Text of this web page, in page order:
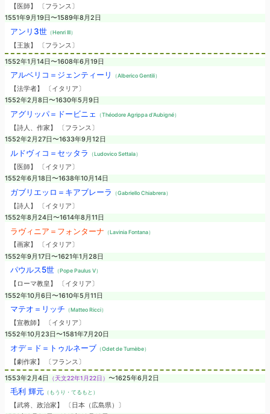
【医師】 〔フランス〕
1551年9月19日〜1589年8月2日
アンリ3世（Henri III）
【王族】 〔フランス〕
1552年1月14日〜1608年6月19日
アルベリコ＝ジェンティーリ （Alberico Gentili）
【法学者】 〔イタリア〕
1552年2月8日〜1630年5月9日
アグリッパ＝ドービニェ （Théodore Agrippa d'Aubigné）
【詩人、作家】 〔フランス〕
1552年2月27日〜1633年9月12日
ルドヴィコ＝セッタラ （Ludovico Settala）
【医師】 〔イタリア〕
1552年6月18日〜1638年10月14日
ガブリエッロ＝キアブレーラ （Gabriello Chiabrera）
【詩人】 〔イタリア〕
1552年8月24日〜1614年8月11日
ラヴィニア＝フォンターナ （Lavinia Fontana）
【画家】 〔イタリア〕
1552年9月17日〜1621年1月28日
パウルス5世（Pope Paulus V）
【ローマ教皇】 〔イタリア〕
1552年10月6日〜1610年5月11日
マテオ＝リッチ （Matteo Ricci）
【宣教師】 〔イタリア〕
1552年10月23日〜1581年7月20日
オデ＝ド＝トゥルネーブ （Odet de Turnèbe）
【劇作家】 〔フランス〕
1553年2月4日 （天文22年1月22日） 〜1625年6月2日
毛利 輝元（もうり・てるもと）
【武将、政治家】 〔日本（広島県）〕